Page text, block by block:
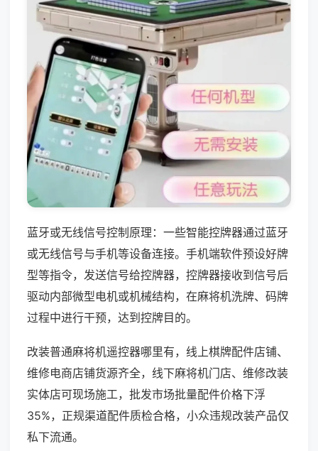
蓝牙或无线信号控制原理：一些智能控牌器通过蓝牙
或无线信号与手机等设备连接。手机端软件预设好牌
型等指令，发送信号给控牌器，控牌器接收到信号后
驱动内部微型电机或机械结构，在麻将机洗牌、码牌
过程中进行干预，达到控牌目的。
改装普通麻将机遥控器哪里有，线上棋牌配件店铺、
维修电商店铺货源齐全，线下麻将机门店、维修改装
实体店可现场施工，批发市场批量配件价格下浮
35%，正规渠道配件质检合格，小众违规改装产品仅
私下流通。